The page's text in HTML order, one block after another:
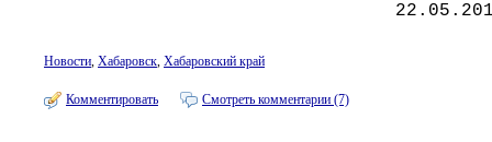
Новости, Хабаровск, Хабаровский край
Комментировать Смотреть комментарии (7)